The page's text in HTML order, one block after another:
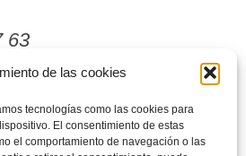
de las cookies
tecnologías como las cookies para
El consentimiento de estas
el comportamiento de navegación o las
63